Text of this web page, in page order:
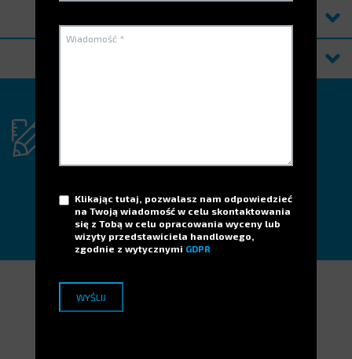
N'hésitez pas à nous contacter !
DEMANDER
Applications Terrains
Klikając tutaj, pozwalasz nam odpowiedzieć
na Twoją wiadomość w celu skontaktowania
się z Tobą w celu opracowania wyceny lub
wizyty przedstawiciela handlowego,
zgodnie z wytycznymi GDPR